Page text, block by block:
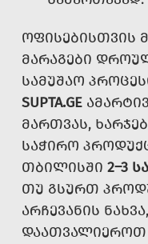
ᲝᲤᲘᲡᲔᲑᲘᲡᲗᲕᲘᲡ
ᲛᲐᲠᲐᲒᲔᲑᲘ
ᲡᲐᲛᲣᲨᲐᲝ
SUPTA.GE
ᲛᲐᲠᲗᲕᲐᲡ,
ᲡᲐᲭᲘᲠᲝ
ᲗᲑᲘᲚᲘᲡᲨᲘ 2–3
ᲗᲣ ᲒᲡᲣᲠᲗ
ᲐᲠᲩᲔᲕᲐᲜᲘᲡ
ᲓᲐᲐᲗᲕᲐᲚᲘᲔᲠᲝᲗ